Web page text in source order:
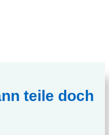
teile doch